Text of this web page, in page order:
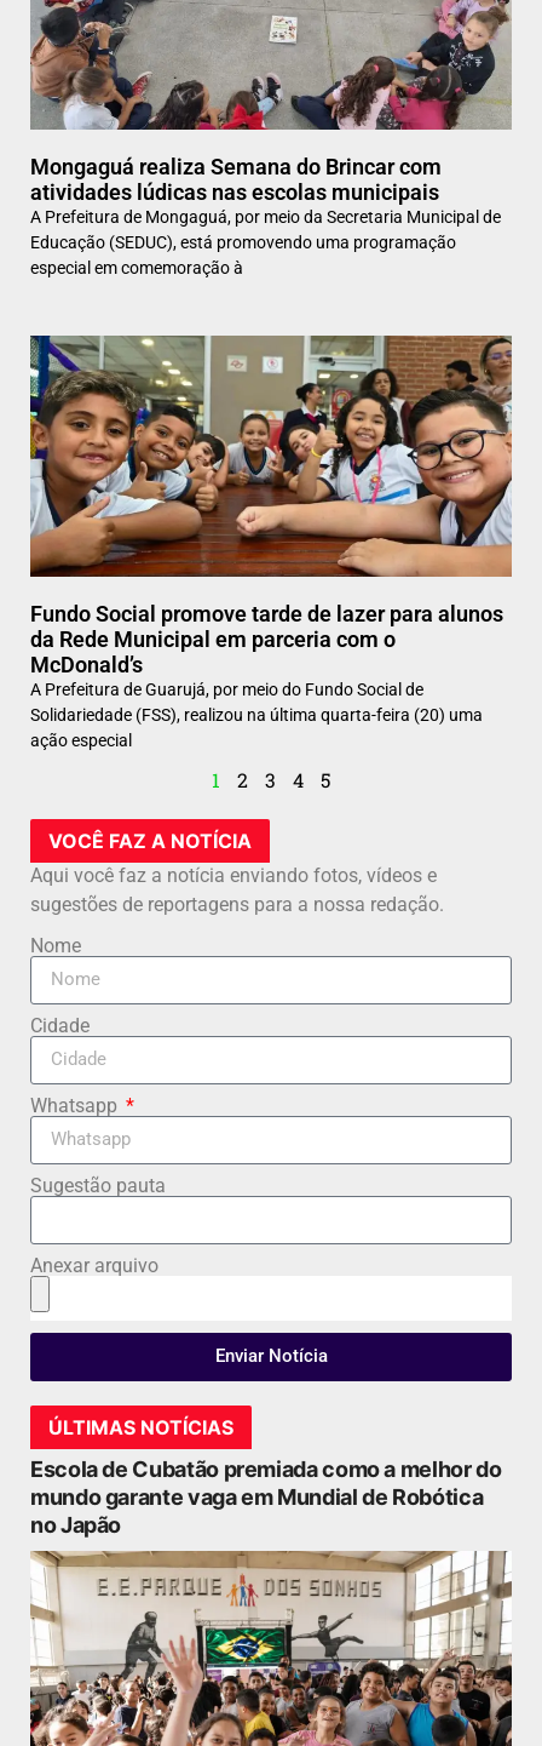
Mongaguá realiza Semana do Brincar com
atividades lúdicas nas escolas municipais
A Prefeitura de Mongaguá, por meio da Secretaria Municipal de
Educação (SEDUC), está promovendo uma programação
especial em comemoração à
Fundo Social promove tarde de lazer para alunos
da Rede Municipal em parceria com o
McDonald’s
A Prefeitura de Guarujá, por meio do Fundo Social de
Solidariedade (FSS), realizou na última quarta-feira (20) uma
ação especial
1 2 3 4 5
VOCÊ FAZ A NOTÍCIA
Aqui você faz a notícia enviando fotos, vídeos e
sugestões de reportagens para a nossa redação.
Nome
Cidade
Whatsapp
Sugestão pauta
Anexar arquivo
Enviar Notícia
ÚLTIMAS NOTÍCIAS
Escola de Cubatão premiada como a melhor do
mundo garante vaga em Mundial de Robótica
no Japão